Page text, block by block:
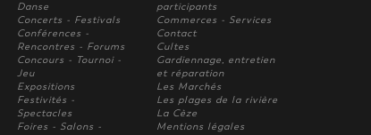
Danse
Concerts - Festivals
Conférences -
Rencontres - Forums
Concours - Tournoi -
Jeu
Expositions
Festivités -
Spectacles
Foires - Salons -
participants
Commerces - Services
Contact
Cultes
Gardiennage, entretien
et réparation
Les Marchés
Les plages de la rivière
La Cèze
Mentions légales